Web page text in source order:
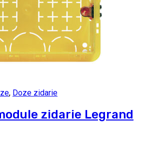
, Doze zidarie
zidarie Legrand